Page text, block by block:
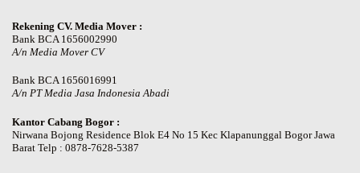
Rekening CV. Media Mover :
Bank BCA 1656002990
A/n Media Mover CV
Bank BCA 1656016991
A/n PT Media Jasa Indonesia Abadi
Kantor Cabang Bogor :
Nirwana Bojong Residence Blok E4 No 15 Kec Klapanunggal Bogor Jawa
Barat Telp : 0878-7628-5387